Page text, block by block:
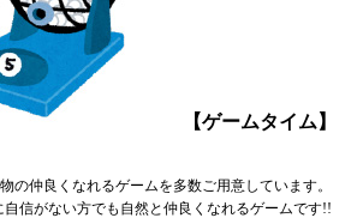
【ゲームタイム】
の仲良くなれるゲームを多数ご用意しています。
信がない方でも自然と仲良くなれるゲームです!!